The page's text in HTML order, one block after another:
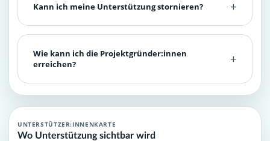
Kann ich meine Unterstützung stornieren?
Wie kann ich die Projektgründer:innen
erreichen?
UNTERSTÜTZER:INNENKARTE
Wo Unterstützung sichtbar wird